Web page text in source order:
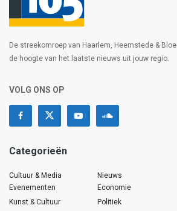
De streekomroep van Haarlem, Heemstede &
de hoogte van het laatste nieuws uit jouw regio.
VOLG ONS OP
Categorieën
Cultuur & Media
Evenementen
Kunst & Cultuur
Nieuws
Economie
Politiek